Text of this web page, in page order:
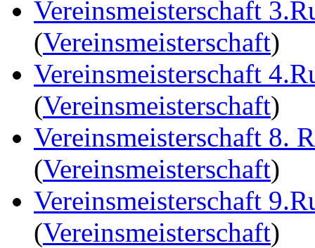
Vereinsmeisterschaft
(Vereinsmeisterschaft)
Vereinsmeisterschaft
(Vereinsmeisterschaft)
Vereinsmeisterschaft 8.
(Vereinsmeisterschaft)
Vereinsmeisterschaft
(Vereinsmeisterschaft)